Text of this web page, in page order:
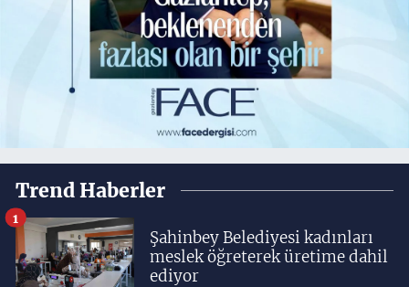
Trend Haberler
Şahinbey Belediyesi kadınları
meslek öğreterek üretime dahil
ediyor
1